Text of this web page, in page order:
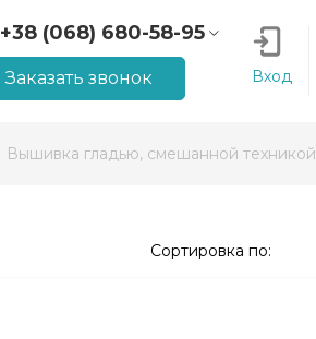
+38 (068) 680-58-95
+38 (066) 207-14-90
Заказать звонок Вход
Вышивка гладью, смешанной техникой
Сортировка по: